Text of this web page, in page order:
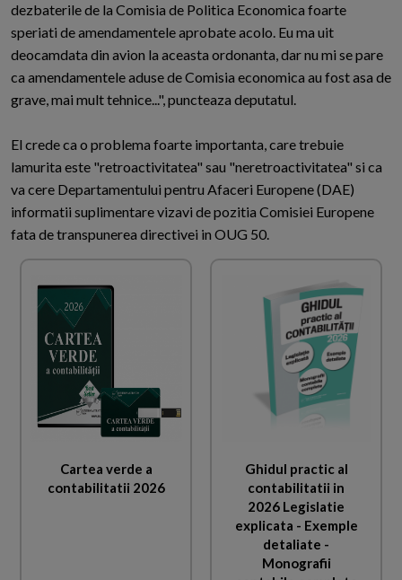
dezbaterile de la Comisia de Politica Economica foarte
speriati de amendamentele aprobate acolo. Eu ma uit
deocamdata din avion la aceasta ordonanta, dar nu mi se pare
ca amendamentele aduse de Comisia economica au fost asa de
grave, mai mult tehnice...", puncteaza deputatul.
El crede ca o problema foarte importanta, care trebuie
lamurita este "retroactivitatea" sau "neretroactivitatea" si ca
va cere Departamentului pentru Afaceri Europene (DAE)
informatii suplimentare vizavi de pozitia Comisiei Europene
fata de transpunerea directivei in OUG 50.
Cartea verde a
contabilitatii 2026
Ghidul practic al
contabilitatii in
2026 Legislatie
explicata - Exemple
detaliate -
Monografii